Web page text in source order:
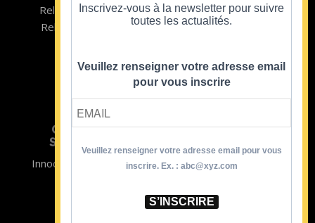
Relooking homme
Relooking femme
Team Building
Formations
CRISTINA
SOUTIENT
Innocence en Danger
Contact
Inscrivez-vous à la newsletter pour suivre
toutes les actualités.
Veuillez renseigner votre adresse email
pour vous inscrire
Veuillez renseigner votre adresse email pour vous
inscrire. Ex. : abc@xyz.com
S’INSCRIRE